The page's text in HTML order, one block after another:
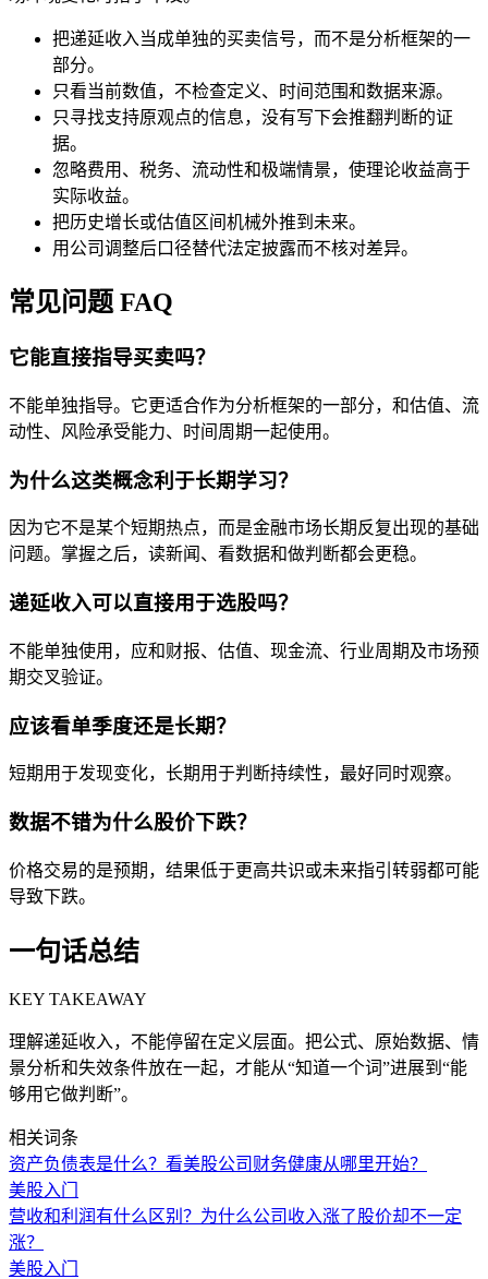
把递延收入当成单独的买卖信号，而不是分析框架的一
部分。
只看当前数值，不检查定义、时间范围和数据来源。
只寻找支持原观点的信息，没有写下会推翻判断的证
据。
忽略费用、税务、流动性和极端情景，使理论收益高于
实际收益。
把历史增长或估值区间机械外推到未来。
用公司调整后口径替代法定披露而不核对差异。
常见问题 FAQ
它能直接指导买卖吗？
不能单独指导。它更适合作为分析框架的一部分，和估值、流
动性、风险承受能力、时间周期一起使用。
为什么这类概念利于长期学习？
因为它不是某个短期热点，而是金融市场长期反复出现的基础
问题。掌握之后，读新闻、看数据和做判断都会更稳。
递延收入可以直接用于选股吗？
不能单独使用，应和财报、估值、现金流、行业周期及市场预
期交叉验证。
应该看单季度还是长期？
短期用于发现变化，长期用于判断持续性，最好同时观察。
数据不错为什么股价下跌？
价格交易的是预期，结果低于更高共识或未来指引转弱都可能
导致下跌。
一句话总结
KEY TAKEAWAY
理解递延收入，不能停留在定义层面。把公式、原始数据、情
景分析和失效条件放在一起，才能从“知道一个词”进展到“能
够用它做判断”。
相关词条
资产负债表是什么？看美股公司财务健康从哪里开始？
美股入门
营收和利润有什么区别？为什么公司收入涨了股价却不一定
涨？
美股入门